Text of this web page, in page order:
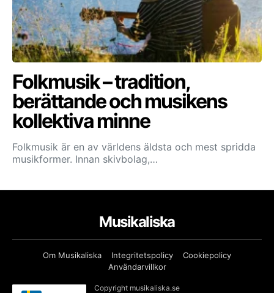
Folkmusik – tradition,
berättande och musikens
kollektiva minne
Folkmusik är en av världens äldsta och mest spridda
musikformer. Innan skivbolag,…
Musikaliska
Om Musikaliska Integritetspolicy
Cookiepolicy
Användarvillkor
Copyright musikaliska.se